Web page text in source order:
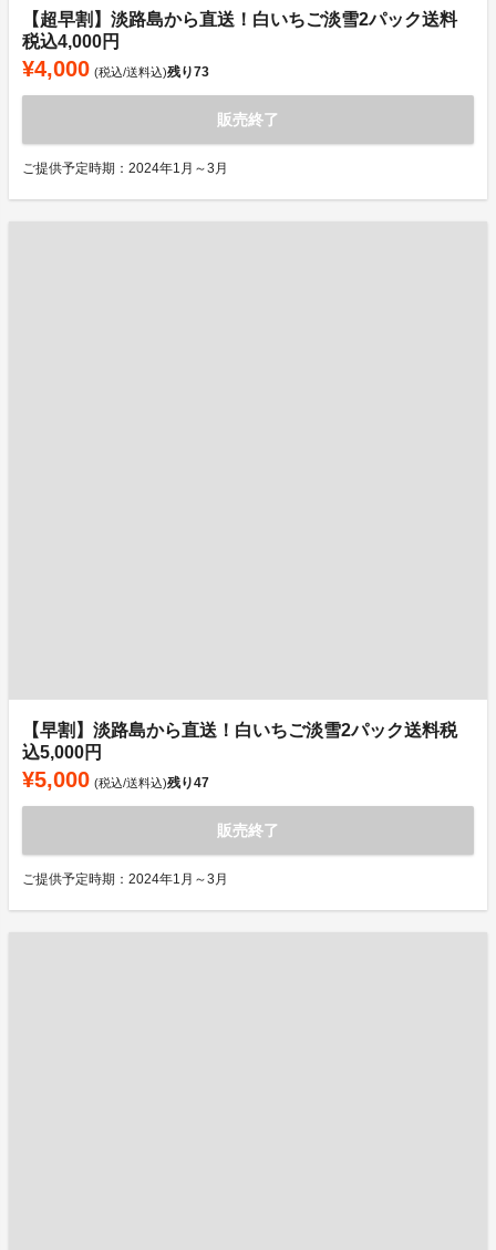
【超早割】淡路島から直送！白いちご淡雪2パック送料
税込4,000円
¥4,000 (税込/送料込)残り73
販売終了
ご提供予定時期：2024年1月～3月
【早割】淡路島から直送！白いちご淡雪2パック送料税
込5,000円
¥5,000 (税込/送料込)残り47
販売終了
ご提供予定時期：2024年1月～3月